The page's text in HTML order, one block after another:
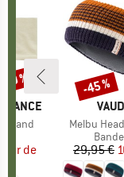
réduit
de
%
Article
Melbu
29,95 €
Remise
-45 %